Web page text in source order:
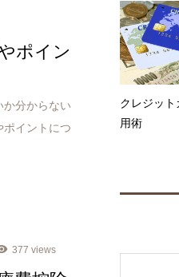
ポイン
分からない
ポイントにつ
377 views
クレジッ
用術